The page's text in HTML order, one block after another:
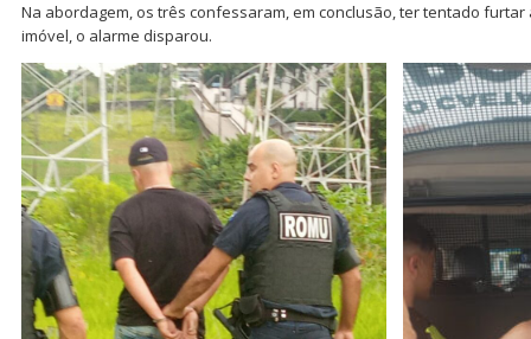
Na abordagem, os três confessaram, em conclusão, ter tentado
imóvel, o alarme disparou.